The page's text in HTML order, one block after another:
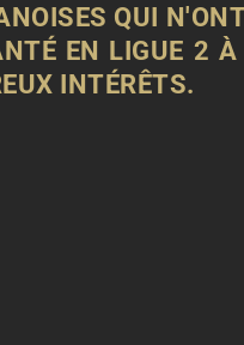
QUI
EN LIGUE 2
INTÉRÊTS.